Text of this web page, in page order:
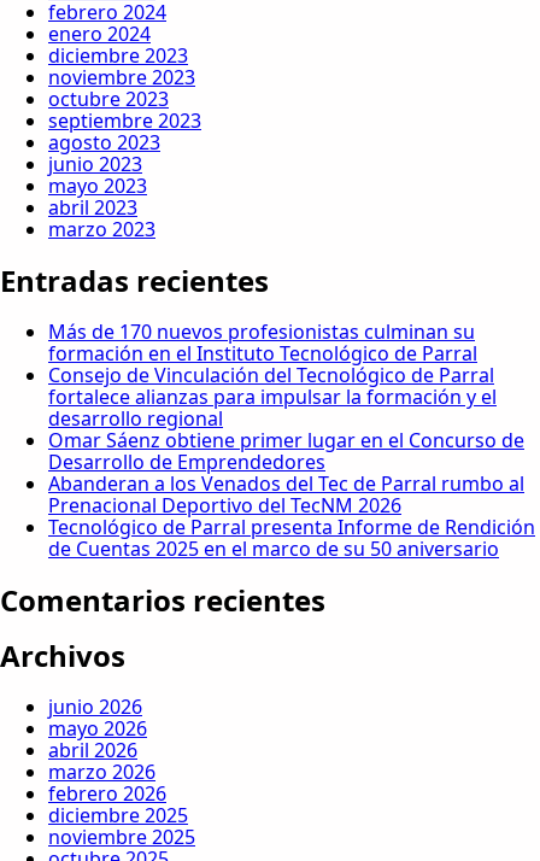
febrero 2024
enero 2024
diciembre 2023
noviembre 2023
octubre 2023
septiembre 2023
agosto 2023
junio 2023
mayo 2023
abril 2023
marzo 2023
Entradas recientes
Más de 170 nuevos profesionistas culminan su
formación en el Instituto Tecnológico de Parral
Consejo de Vinculación del Tecnológico de Parral
fortalece alianzas para impulsar la formación y el
desarrollo regional
Omar Sáenz obtiene primer lugar en el Concurso de
Desarrollo de Emprendedores
Abanderan a los Venados del Tec de Parral rumbo al
Prenacional Deportivo del TecNM 2026
Tecnológico de Parral presenta Informe de Rendición
de Cuentas 2025 en el marco de su 50 aniversario
Comentarios recientes
Archivos
junio 2026
mayo 2026
abril 2026
marzo 2026
febrero 2026
diciembre 2025
noviembre 2025